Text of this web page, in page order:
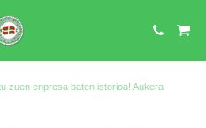
zuen enpresa baten istorioa! Aukera